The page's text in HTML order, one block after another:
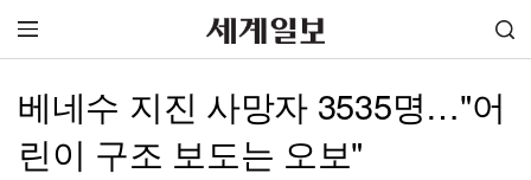
베네수 지진 사망자 3535명…"어
린이 구조 보도는 오보"